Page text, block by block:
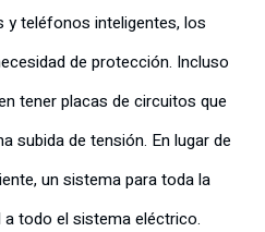
teléfonos inteligentes, los
de protección. Incluso
tener placas de circuitos que
subida de tensión. En lugar de
un sistema para toda la
todo el sistema eléctrico.